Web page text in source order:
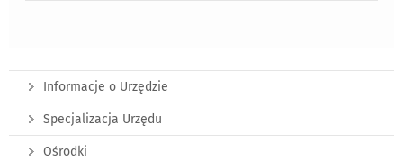
Informacje o Urzędzie
Specjalizacja Urzędu
Ośrodki